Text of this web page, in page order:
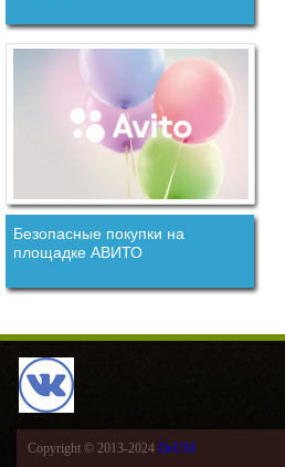
Безопасные покупки на
площадке АВИТО
Copyright © 2013-2024 DeUM